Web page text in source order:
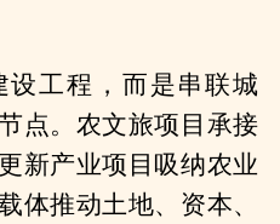
工程，而是串联城
点。农文旅项目承接
新产业项目吸纳农业
体推动土地、资本、